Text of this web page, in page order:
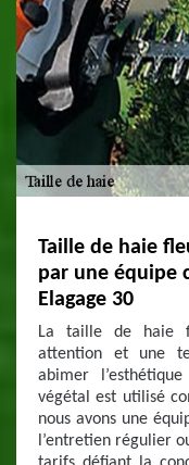
Taille de haie
par une équipe
Elagage 30
La taille de haie
attention et une
abimer
végétal est utilisé
nous avons une
l’entretien régulier